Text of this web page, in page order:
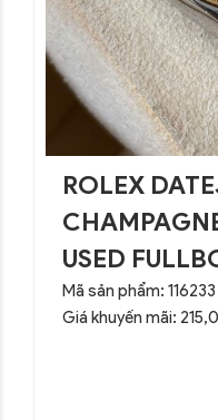
ROLEX
USED
Mã sản phẩm: 116233
Giá khuyến mãi: